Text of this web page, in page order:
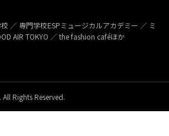
／ 専門学校ESPミュージカルアカデミー ／ ミ
AIR TOKYO ／ the fashion caféほか
Rights Reserved.